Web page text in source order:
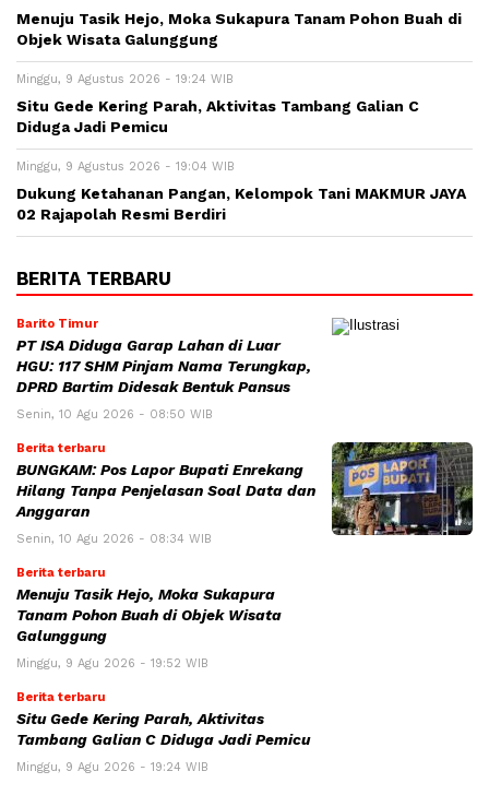
Menuju Tasik Hejo, Moka Sukapura Tanam Pohon Buah di
Objek Wisata Galunggung
Minggu, 9 Agustus 2026 - 19:24 WIB
Situ Gede Kering Parah, Aktivitas Tambang Galian C
Diduga Jadi Pemicu
Minggu, 9 Agustus 2026 - 19:04 WIB
Dukung Ketahanan Pangan, Kelompok Tani MAKMUR JAYA
02 Rajapolah Resmi Berdiri
BERITA TERBARU
Barito Timur
PT ISA Diduga Garap Lahan di Luar
HGU: 117 SHM Pinjam Nama Terungkap,
DPRD Bartim Didesak Bentuk Pansus
Senin, 10 Agu 2026 - 08:50 WIB
Berita terbaru
BUNGKAM: Pos Lapor Bupati Enrekang
Hilang Tanpa Penjelasan Soal Data dan
Anggaran
Senin, 10 Agu 2026 - 08:34 WIB
Berita terbaru
Menuju Tasik Hejo, Moka Sukapura
Tanam Pohon Buah di Objek Wisata
Galunggung
Minggu, 9 Agu 2026 - 19:52 WIB
Berita terbaru
Situ Gede Kering Parah, Aktivitas
Tambang Galian C Diduga Jadi Pemicu
Minggu, 9 Agu 2026 - 19:24 WIB